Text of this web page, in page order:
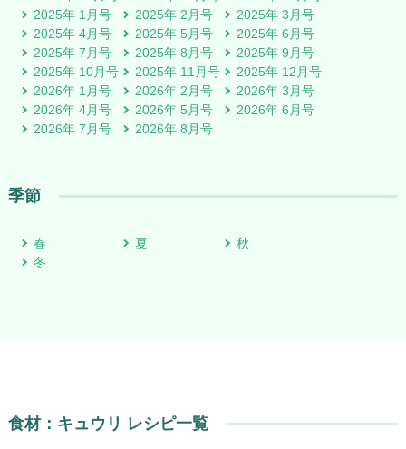
2025年 1月号
2025年 2月号
2025年 3月号
2025年 4月号
2025年 5月号
2025年 6月号
2025年 7月号
2025年 8月号
2025年 9月号
2025年 10月号
2025年 11月号
2025年 12月号
2026年 1月号
2026年 2月号
2026年 3月号
2026年 4月号
2026年 5月号
2026年 6月号
2026年 7月号
2026年 8月号
季節
春 夏
秋
冬
食材：キュウリ レシピ一覧